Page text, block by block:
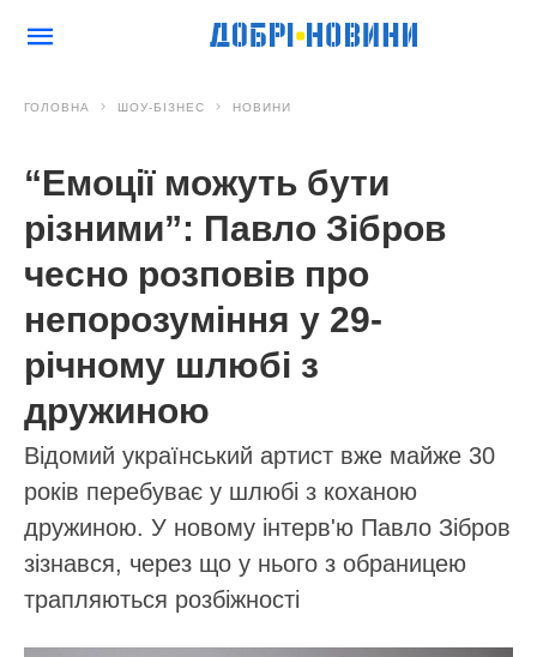
ГОЛОВНА ШОУ-БІЗНЕС НОВИНИ
“Емоції можуть бути
різними”: Павло Зібров
чесно розповів про
непорозуміння у 29-
річному шлюбі з
дружиною
Відомий український артист вже майже 30
років перебуває у шлюбі з коханою
дружиною. У новому інтерв'ю Павло Зібров
зізнався, через що у нього з обраницею
трапляються розбіжності